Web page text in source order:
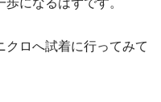
クロへ試着に行ってみて